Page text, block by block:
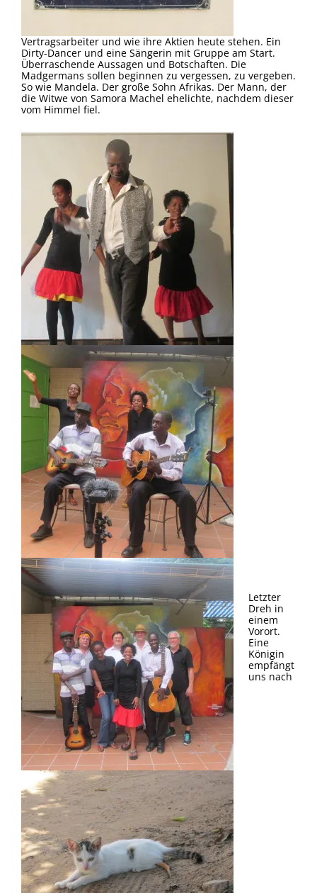
Vertragsarbeiter und wie ihre Aktien heute stehen. Ein
Dirty-Dancer und eine Sängerin mit Gruppe am Start.
Überraschende Aussagen und Botschaften. Die
Madgermans sollen beginnen zu vergessen, zu vergeben.
So wie Mandela. Der große Sohn Afrikas. Der Mann, der
die Witwe von Samora Machel ehelichte, nachdem dieser
vom Himmel fiel.
Letzter
Dreh in
einem
Vorort.
Eine
Königin
empfängt
uns nach